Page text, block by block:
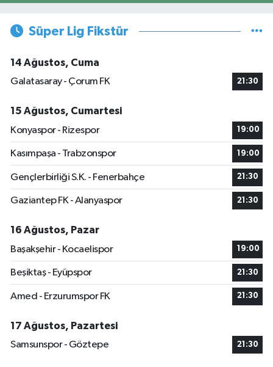
Süper Lig Fikstür
14 Ağustos, Cuma
Galatasaray - Çorum FK
21:30
15 Ağustos, Cumartesi
Konyaspor - Rizespor
19:00
Kasımpaşa - Trabzonspor 19:00
Gençlerbirliği S.K. - Fenerbahçe 21:30
Gaziantep FK - Alanyaspor 21:30
16 Ağustos, Pazar
Başakşehir - Kocaelispor
19:00
Beşiktaş - Eyüpspor 21:30
Amed - Erzurumspor FK 21:30
17 Ağustos, Pazartesi
Samsunspor - Göztepe
21:30